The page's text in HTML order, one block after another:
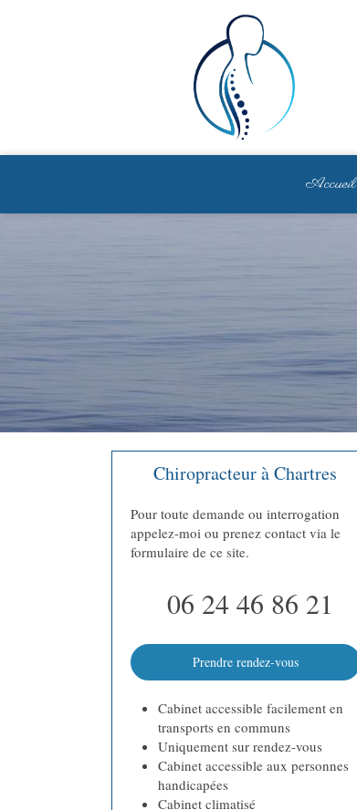
Accueil
Chiropracteur à Chartres
Pour toute demande ou interrogation
appelez-moi ou prenez contact via le
formulaire de ce site.
06 24 46 86 21
Prendre rendez-vous
Cabinet accessible facilement en
transports en communs
Uniquement sur rendez-vous
Cabinet accessible aux personnes
handicapées
Cabinet climatisé